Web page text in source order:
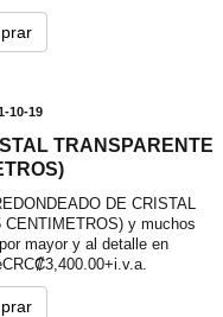
10-19
TRANSPARENTE
DE CRISTAL
y muchos
mayor y al detalle en
CRC₡3,400.00+i.v.a.